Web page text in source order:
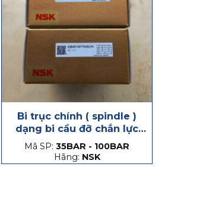
Bi trục chính ( spindle )
dạng bi cầu đỡ chắn lực
phát sinh dọc trục, hạt
thép và hạt gốm
Mã SP: 35BAR - 100BAR
Hãng: NSK